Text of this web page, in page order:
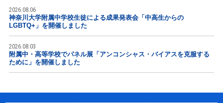
2026.08.06
神奈川大学附属中学校生徒による成果発表会「中高生からの
LGBTQ+」を開催しました
2026.08.03
附属中・高等学校でパネル展「アンコンシャス・バイアスを克服する
ために」を開催しました